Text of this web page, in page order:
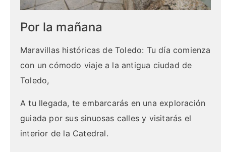
Por la mañana
Maravillas históricas de Toledo: Tu día comienza
con un cómodo viaje a la antigua ciudad de
Toledo,
A tu llegada, te embarcarás en una exploración
guiada por sus sinuosas calles y visitarás el
interior de la Catedral.